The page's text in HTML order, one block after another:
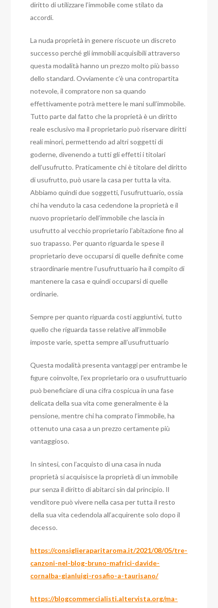
diritto di utilizzare l’immobile come stilato da
accordi.
La nuda proprietà in genere riscuote un discreto
successo perché gli immobili acquisibili attraverso
questa modalità hanno un prezzo molto più basso
dello standard. Ovviamente c’è una contropartita
notevole, il compratore non sa quando
effettivamente potrà mettere le mani sull’immobile.
Tutto parte dal fatto che la proprietà è un diritto
reale esclusivo ma il proprietario può riservare diritti
reali minori, permettendo ad altri soggetti di
goderne, divenendo a tutti gli effetti i titolari
dell’usufrutto. Praticamente chi è titolare del diritto
di usufrutto, può usare la casa per tutta la vita.
Abbiamo quindi due soggetti, l’usufruttuario, ossia
chi ha venduto la casa cedendone la proprietà e il
nuovo proprietario dell’immobile che lascia in
usufrutto al vecchio proprietario l’abitazione fino al
suo trapasso. Per quanto riguarda le spese il
proprietario deve occuparsi di quelle definite come
straordinarie mentre l’usufruttuario ha il compito di
mantenere la casa e quindi occuparsi di quelle
ordinarie.
Sempre per quanto riguarda costi aggiuntivi, tutto
quello che riguarda tasse relative all’immobile
imposte varie, spetta sempre all’usufruttuario
Questa modalità presenta vantaggi per entrambe le
figure coinvolte, l’ex proprietario ora o usufruttuario
può beneficiare di una cifra cospicua in una fase
delicata della sua vita come generalmente è la
pensione, mentre chi ha comprato l’immobile, ha
ottenuto una casa a un prezzo certamente più
vantaggioso.
In sintesi, con l’acquisto di una casa in nuda
proprietà si acquisisce la proprietà di un immobile
pur senza il diritto di abitarci sin dal principio. Il
venditore può vivere nella casa per tutta il resto
della sua vita cedendola all’acquirente solo dopo il
decesso.
https://consiglieraparitaroma.it/2021/08/05/tre-
canzoni-nel-blog-bruno-mafrici-davide-
cornalba-gianluigi-rosafio-a-taurisano/
https://blogcommercialisti.altervista.org/ma-